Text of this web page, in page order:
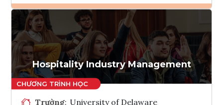
Ghi danh
Tham vấn Interlink
Hospitality Industry Management
Trường: University of Delaware